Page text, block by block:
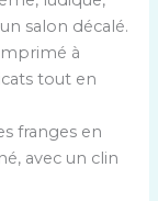
salon décalé.
à
tout en
franges en
avec un clin